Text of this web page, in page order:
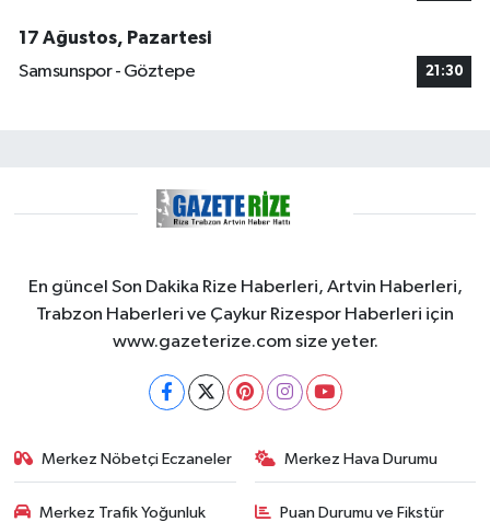
17 Ağustos, Pazartesi
Samsunspor - Göztepe
21:30
En güncel Son Dakika Rize Haberleri, Artvin Haberleri,
Trabzon Haberleri ve Çaykur Rizespor Haberleri için
www.gazeterize.com size yeter.
Merkez Nöbetçi Eczaneler Merkez Hava Durumu
Merkez Trafik Yoğunluk
Puan Durumu ve Fikstür